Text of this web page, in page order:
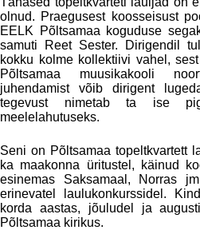
olnud. Praegusest koosseisust
EELK Põltsamaa koguduse
samuti Reet Sester. Dirigendil
kokku kolme kollektiivi vahel,
Põltsamaa muusikakooli
juhendamist võib dirigent
tegevust nimetab ta ise
meelelahutuseks.
Seni on Põltsamaa topeltkvartett
ka maakonna üritustel, käinud
esinemas Saksamaal, Norras
erinevatel laulukonkurssidel.
korda aastas, jõuludel ja
Põltsamaa kirikus.